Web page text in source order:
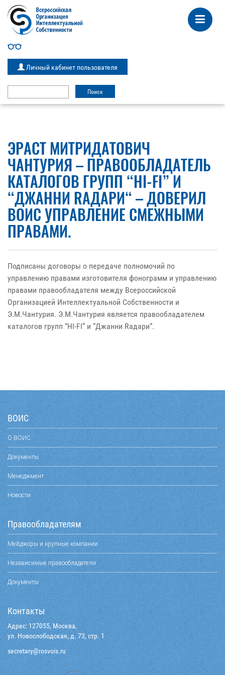
Личный кабинет пользователя
ЭРАСТ МИТРИДАТОВИЧ
ЧАНТУРИЯ – ПРАВООБЛАДАТЕЛЬ
КАТАЛОГОВ ГРУПП “HI-FI” И
“ДЖАННИ RАДАРИ“ – ДОВЕРИЛ
ВОИС УПРАВЛЕНИЕ СМЕЖНЫМИ
ПРАВАМИ.
Подписаны договоры о передаче полномочий по
управлению правами изготовителя фонограмм и управлению
правами правообладателя между Всероссийской
Организацией Интеллектуальной Собственности и
Э.М.Чантурия. Э.М.Чантурия является правообладателем
каталогов групп “HI-FI” и “Джанни Rадари“.
ВОИС
О ВОИС
Документы
Менеджмент
Новости
Правообладателям
Мейджоры и крупные компании
Независимые правообладатели
Документы
Контакты
Адрес: 127055, Москва,
ул. Новослободская, д. 73, стр. 1
ur.siovsor
@yraterces